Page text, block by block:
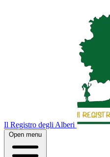
Il Registro degli Alberi
Open menu